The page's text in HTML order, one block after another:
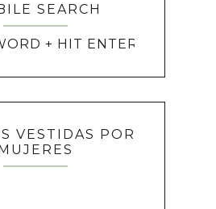
SEARCH
VESTIDAS POR